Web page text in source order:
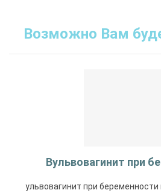
Возможно Вам
Вульвовагинит при
ульвовагинит при